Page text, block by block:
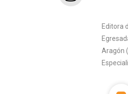
Editora
Aragón